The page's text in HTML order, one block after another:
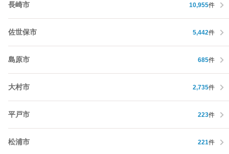
長崎市 10,955件
佐世保市 5,442件
島原市 685件
大村市 2,735件
平戸市 223件
松浦市 221件